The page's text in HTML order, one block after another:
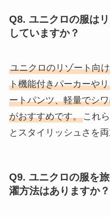
Q8. ユニクロの服は
していますか？
ユニクロのリゾート向
ト機能付きパーカーや
ートパンツ、軽量でシ
がおすすめです。これ
とスタイリッシュさを両
Q9. ユニクロの服を
濯方法はありますか？